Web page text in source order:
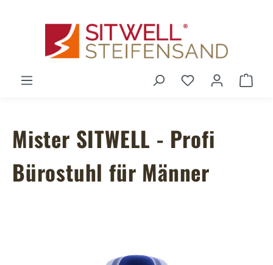
Du hast 0
Mister SITWELL - Profi
Bürostuhl für Männer
Bildergalerie überspringen